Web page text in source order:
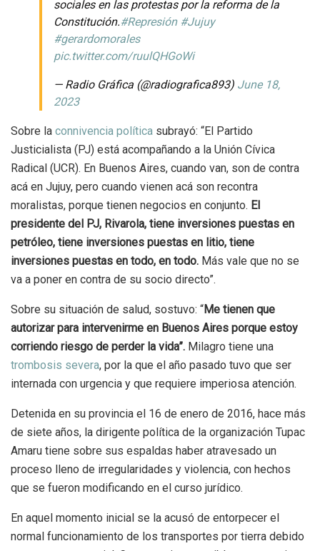
sociales en las protestas por la reforma de la
Constitución.#Represión #Jujuy
#gerardomorales
pic.twitter.com/ruulQHGoWi
— Radio Gráfica (@radiografica893) June 18,
2023
Sobre la connivencia política subrayó: “El Partido
Justicialista (PJ) está acompañando a la Unión Cívica
Radical (UCR). En Buenos Aires, cuando van, son de contra
acá en Jujuy, pero cuando vienen acá son recontra
moralistas, porque tienen negocios en conjunto. El
presidente del PJ, Rivarola, tiene inversiones puestas en
petróleo, tiene inversiones puestas en litio, tiene
inversiones puestas en todo, en todo. Más vale que no se
va a poner en contra de su socio directo”.
Sobre su situación de salud, sostuvo: “Me tienen que
autorizar para intervenirme en Buenos Aires porque estoy
corriendo riesgo de perder la vida”. Milagro tiene una
trombosis severa, por la que el año pasado tuvo que ser
internada con urgencia y que requiere imperiosa atención.
Detenida en su provincia el 16 de enero de 2016, hace más
de siete años, la dirigente política de la organización Tupac
Amaru tiene sobre sus espaldas haber atravesado un
proceso lleno de irregularidades y violencia, con hechos
que se fueron modificando en el curso jurídico.
En aquel momento inicial se la acusó de entorpecer el
normal funcionamiento de los transportes por tierra debido